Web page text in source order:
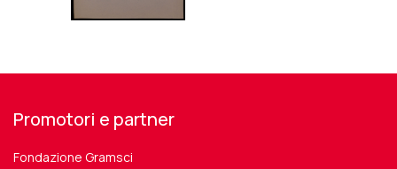
Promotori e partner
Fondazione Gramsci